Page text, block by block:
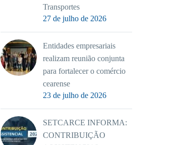
Transportes
27 de julho de 2026
Entidades empresariais
realizam reunião conjunta
para fortalecer o comércio
cearense
23 de julho de 2026
SETCARCE INFORMA:
CONTRIBUIÇÃO